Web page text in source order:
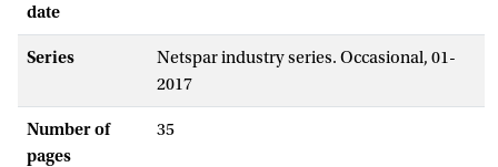
date
Series
Netspar industry series. Occasional, 01-
2017
Number of
pages
35